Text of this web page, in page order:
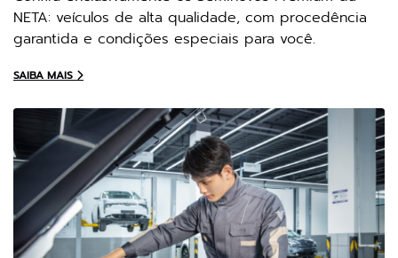
NETA: veículos de alta qualidade, com procedência
garantida e condições especiais para você.
SAIBA MAIS